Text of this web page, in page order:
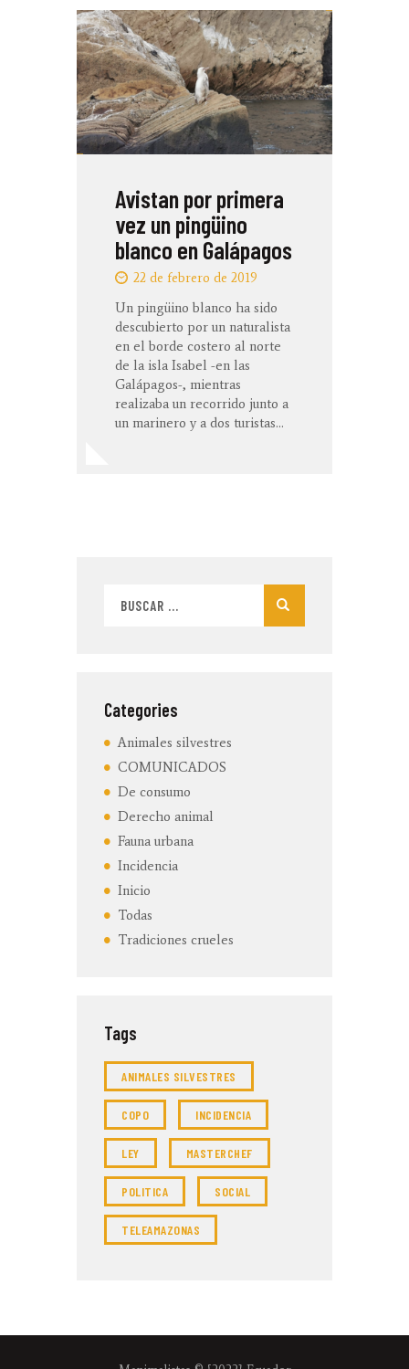
Avistan por primera
vez un pingüino
blanco en Galápagos
22 de febrero de 2019
Un pingüino blanco ha sido
descubierto por un naturalista
en el borde costero al norte
de la isla Isabel -en las
Galápagos-, mientras
realizaba un recorrido junto a
un marinero y a dos turistas…
Categories
Animales silvestres
COMUNICADOS
De consumo
Derecho animal
Fauna urbana
Incidencia
Inicio
Todas
Tradiciones crueles
Tags
ANIMALES SILVESTRES
COPO INCIDENCIA
LEY MASTERCHEF
POLITICA SOCIAL
TELEAMAZONAS